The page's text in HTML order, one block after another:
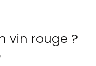
vin rouge ?